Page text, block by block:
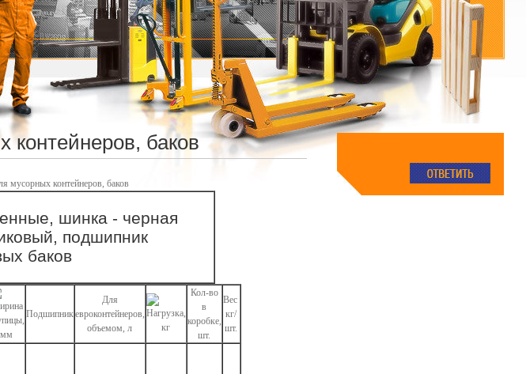
контейнеров, баков
мусорных контейнеров, баков
шинка - черная
подшипник
баков
Подшипник
Для
евроконтейнеров,
объемом, л
Кол-во
в
коробке,
шт.
Вес
кг/
шт.